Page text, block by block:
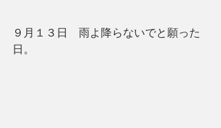
９月１３日　雨よ降らないでと願った
日。